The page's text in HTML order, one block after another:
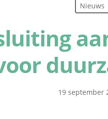
Nieuws
19 september